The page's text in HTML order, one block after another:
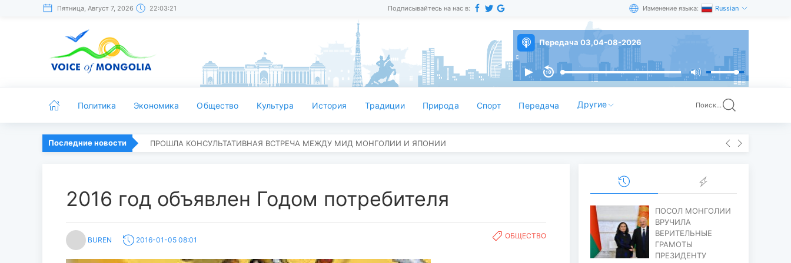
Пятница, Август 7, 2026 22:03:22 Подписывайтесь на нас в: Изменение языка: Russian
Передача 03,04-08-2026
Орос
Политика Экономика Общество Kультура История Традиции Природа Спорт Передача Другие Поиск...
Последние новости ПРОШЛА КОНСУЛЬТАТИВНАЯ ВСТРЕЧА МЕЖДУ МИД МОНГОЛИИ И ЯПОНИИ
2016 год объявлен Годом потребителя
BUREN 2016-01-05 08:01 ОБЩЕСТВО
ПОСОЛ МОНГОЛИИ
ВРУЧИЛА
ВЕРИТЕЛЬНЫЕ
ГРАМОТЫ
ПРЕЗИДЕНТУ